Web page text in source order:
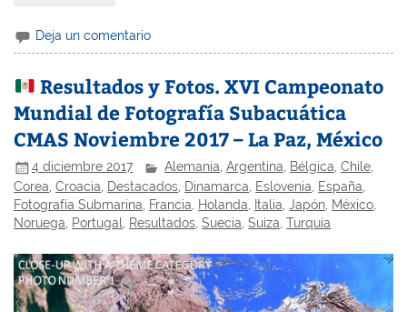
Deja un comentario
Resultados y Fotos. XVI Campeonato
Mundial de Fotografía Subacuática
CMAS Noviembre 2017 – La Paz, México
4 diciembre 2017 Alemania,Argentina, Bélgica,Chile,
Corea ,Croacia Destacados Dinamarca Eslovenia España
Fotografía Submarina
Francia Holanda Italia ,Japón México
Noruega
Portugal Resultados ,Suecia ,Suiza ,Turquía